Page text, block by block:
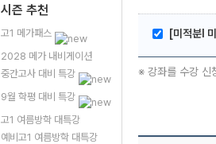
시즌 추천
고1 메가패스
2028 메가 내비게이션
중간고사 대비 특강
9월 학평 대비 특강
고1 여름방학 대특강
예비고1 여름방학 대특강
[미적분l
※ 강좌를 수강 신